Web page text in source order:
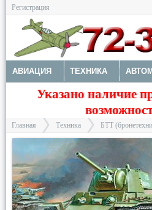
Регистрация
АВИАЦИЯ ТЕХНИКА
МОТОТЕХНИКА ТЕХНИКА
КРАСКИ И
Указано наличие
Главная
>
Техника
>
БТТ